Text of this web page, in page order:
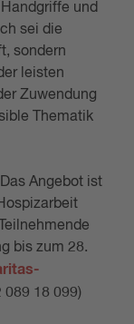
und
sei die
sondern
leisten
Zuwendung
Thematik
Angebot ist
bis zum 28.
089 18 099)